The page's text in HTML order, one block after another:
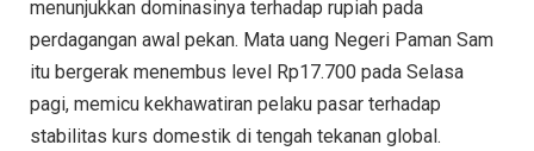
menunjukkan dominasinya terhadap rupiah pada
perdagangan awal pekan. Mata uang Negeri Paman Sam
itu bergerak menembus level Rp17.700 pada Selasa
pagi, memicu kekhawatiran pelaku pasar terhadap
stabilitas kurs domestik di tengah tekanan global.